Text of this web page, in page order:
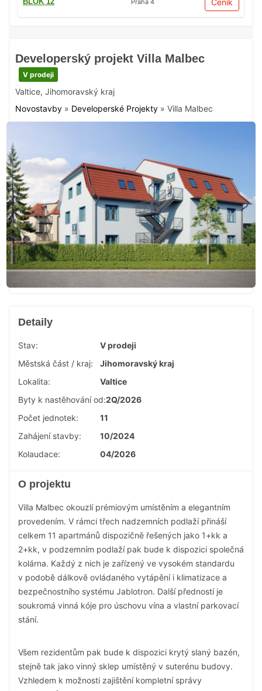
Developerský projekt Villa Malbec
V prodeji
Valtice, Jihomoravský kraj
Novostavby » Developerské Projekty » Villa Malbec
Ceník
Detaily
Stav:
V prodeji
Městská část / kraj:
Jihomoravský kraj
Lokalita:
Valtice
Byty k nastěhování od:2Q/2026
Počet jednotek:
11
Zahájení stavby:
10/2024
Kolaudace:
04/2026
O projektu
Villa Malbec okouzlí prémiovým umístěním a elegantním
provedením. V rámci třech nadzemních podlaží přináší
celkem 11 apartmánů dispozičně řešených jako 1+kk a
2+kk, v podzemním podlaží pak bude k dispozici společná
kolárna. Každý z nich je zařízený ve vysokém standardu
v podobě dálkově ovládaného vytápění i klimatizace a
bezpečnostního systému Jablotron. Další předností je
soukromá vinná kóje pro úschovu vína a vlastní parkovací
stání.
Všem rezidentům pak bude k dispozici krytý slaný bazén,
stejně tak jako vinný sklep umístěný v suterénu budovy.
Vzhledem k možnosti zajištění kompletní správy